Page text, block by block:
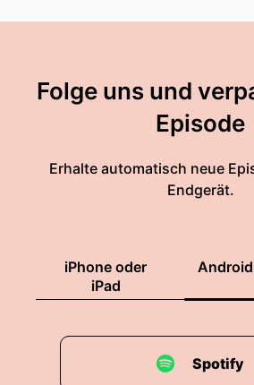
Folge uns und
Episode
Erhalte automatisch neue
Endgerät.
iPhone oder
iPad
Android
Spotify